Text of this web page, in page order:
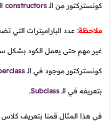
كونستركتور من الـconstructors
ملاحظة: عدد الباراميترات التي
غير مهم حتى يعمل الكود بشكل
كونستركتور موجود في الـ
بتعريفه في الـSubclass
.
في هذا المثال قمنا بتعريف